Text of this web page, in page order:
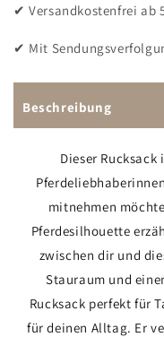
✔ Versandkostenfrei ab
✔ Mit
Beschreibung
Dieser
mitnehmen
Pferdesilhouette
zwischen dir und
Stauraum und
Rucksack perfekt für
für deinen Alltag. Er